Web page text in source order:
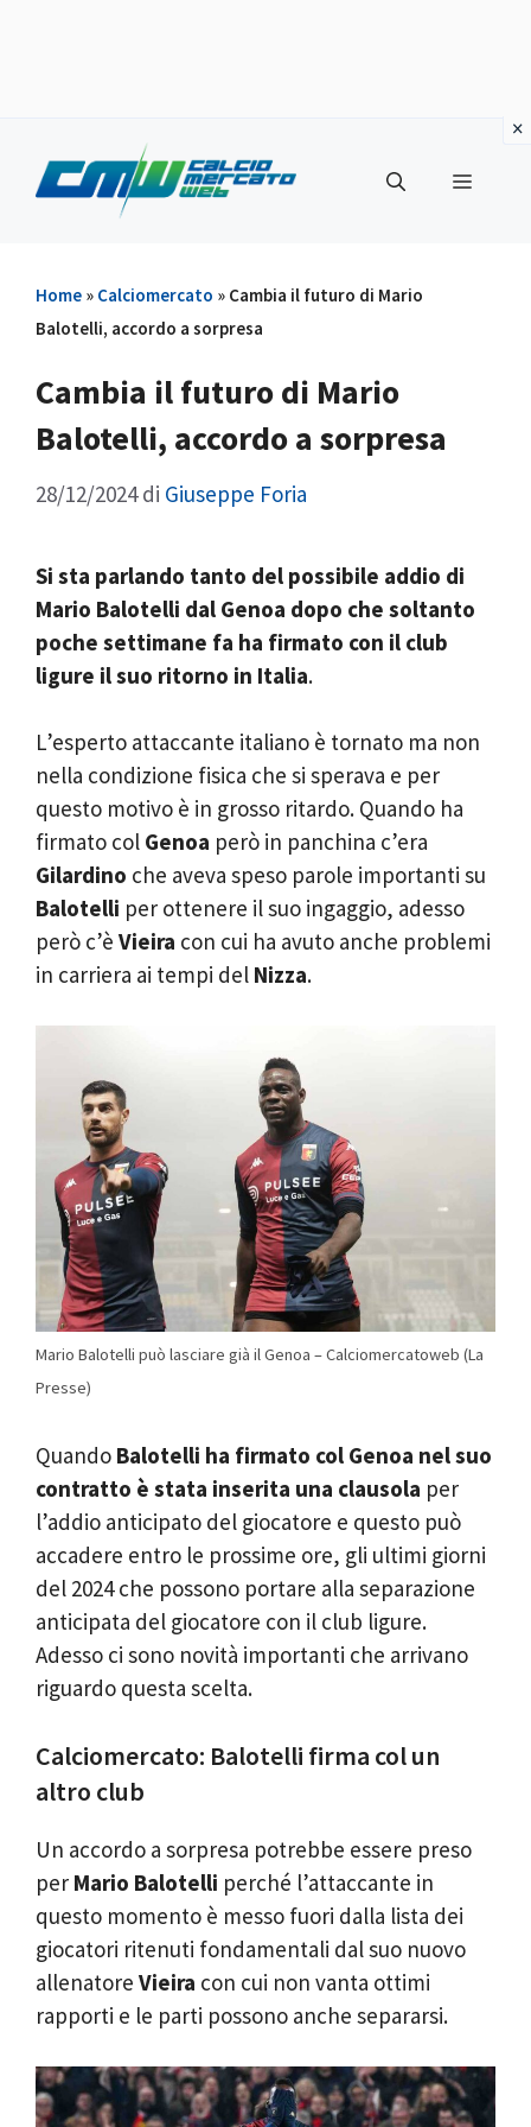
contenuto
Menu
Home » Calciomercato » Cambia il futuro di Mario
Balotelli, accordo a sorpresa
Cambia il futuro di Mario
Balotelli, accordo a sorpresa
28/12/2024 di Giuseppe Foria
Si sta parlando tanto del possibile addio di
Mario Balotelli dal Genoa dopo che soltanto
poche settimane fa ha firmato con il club
ligure il suo ritorno in Italia.
L’esperto attaccante italiano è tornato ma non
nella condizione fisica che si sperava e per
questo motivo è in grosso ritardo. Quando ha
firmato col Genoa però in panchina c’era
Gilardino che aveva speso parole importanti su
Balotelli per ottenere il suo ingaggio, adesso
però c’è Vieira con cui ha avuto anche problemi
in carriera ai tempi del Nizza.
Mario Balotelli può lasciare già il Genoa – Calciomercatoweb (La
Presse)
Quando Balotelli ha firmato col Genoa nel suo
contratto è stata inserita una clausola per
l’addio anticipato del giocatore e questo può
accadere entro le prossime ore, gli ultimi giorni
del 2024 che possono portare alla separazione
anticipata del giocatore con il club ligure.
Adesso ci sono novità importanti che arrivano
riguardo questa scelta.
Calciomercato: Balotelli firma col un
altro club
Un accordo a sorpresa potrebbe essere preso
per Mario Balotelli perché l’attaccante in
questo momento è messo fuori dalla lista dei
giocatori ritenuti fondamentali dal suo nuovo
allenatore Vieira con cui non vanta ottimi
rapporti e le parti possono anche separarsi.